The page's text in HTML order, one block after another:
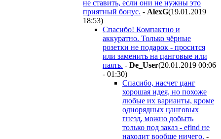
не ставить, если они не нужны это
приятный бонус. - AlexG(19.01.2019
18:53)
Спасибо! Компактно и
аккуратно. Только чёрные
розетки не подарок - просится
или заменить на цанговые или
паять. - De_User(20.01.2019 00:06
- 01:30)
Спасибо, насчет цанг
хорошая идея, но похоже
любые их варианты, кроме
однорядных цанговых
гнезд, можно добыть
только под заказ - efind не
находит вообще ничего. -